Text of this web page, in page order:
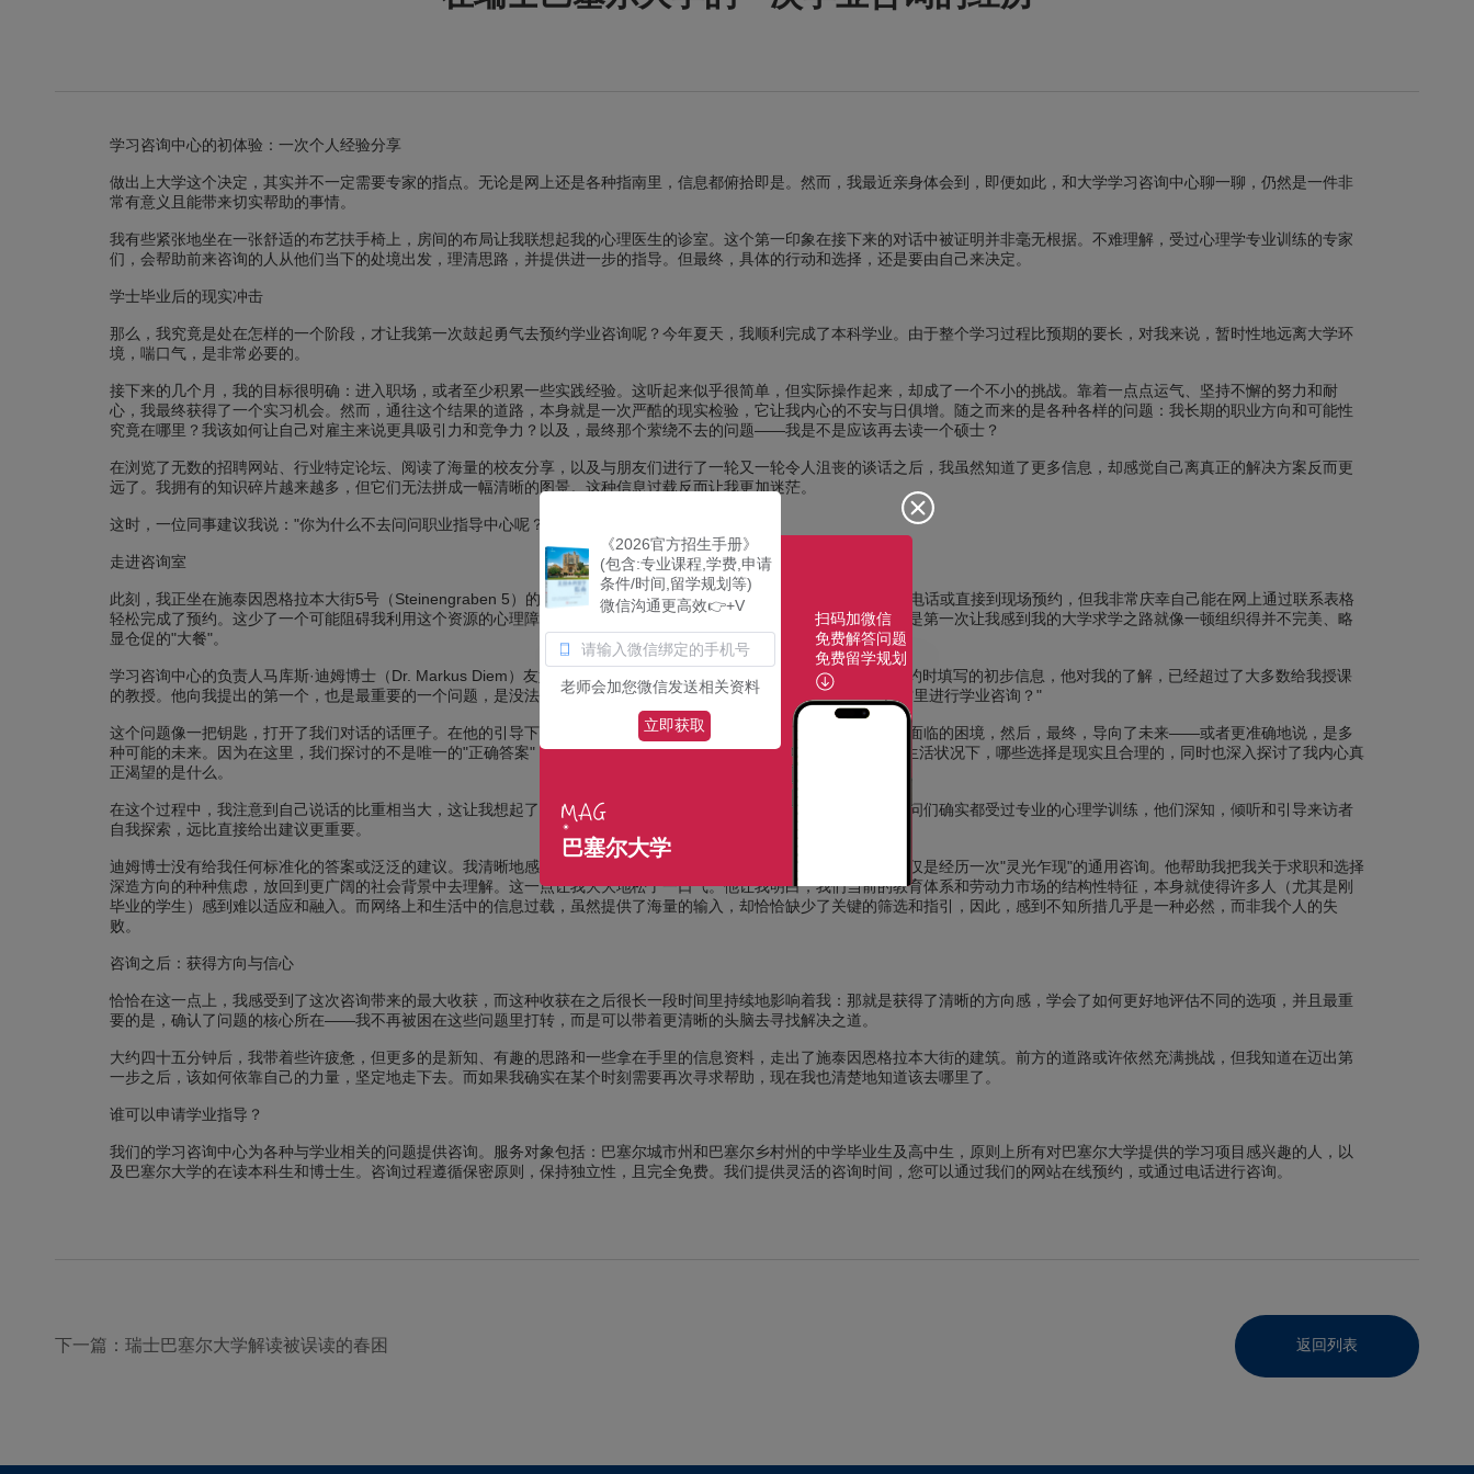
学习咨询中心的初体验：一次个人经验分享
做出上大学这个决定，其实并不一定需要专家的指点。无论是网上还是各种指南里，信息都俯拾即是。然而，我最近亲身体会到，即便如此，和大学学习咨询中心聊一聊，仍然是一件非
常有意义且能带来切实帮助的事情。
我有些紧张地坐在一张舒适的布艺扶手椅上，房间的布局让我联想起我的心理医生的诊室。这个第一印象在接下来的对话中被证明并非毫无根据。不难理解，受过心理学专业训练的专家
们，会帮助前来咨询的人从他们当下的处境出发，理清思路，并提供进一步的指导。但最终，具体的行动和选择，还是要由自己来决定。
学士毕业后的现实冲击
那么，我究竟是处在怎样的一个阶段，才让我第一次鼓起勇气去预约学业咨询呢？今年夏天，我顺利完成了本科学业。由于整个学习过程比预期的要长，对我来说，暂时性地远离大学环
境，喘口气，是非常必要的。
接下来的几个月，我的目标很明确：进入职场，或者至少积累一些实践经验。这听起来似乎很简单，但实际操作起来，却成了一个不小的挑战。靠着一点点运气、坚持不懈的努力和耐
心，我最终获得了一个实习机会。然而，通往这个结果的道路，本身就是一次严酷的现实检验，它让我内心的不安与日俱增。随之而来的是各种各样的问题：我长期的职业方向和可能性
究竟在哪里？我该如何让自己对雇主来说更具吸引力和竞争力？以及，最终那个萦绕不去的问题——我是不是应该再去读一个硕士？
在浏览了无数的招聘网站、行业特定论坛、阅读了海量的校友分享，以及与朋友们进行了一轮又一轮令人沮丧的谈话之后，我虽然知道了更多信息，却感觉自己离真正的解决方案反而更
远了。我拥有的知识碎片越来越多，但它们无法拼成一幅清晰的图景。这种信息过载反而让我更加迷茫。
这时，一位同事建议我说："你为什么不去问问职业指导中心呢？反正你也没什么可损失的。"
走进咨询室
此刻，我正坐在施泰因恩格拉本大街5号（Steinengraben 5）的等候区，距离我的预约时间只剩几分钟。虽然可以通过电话或直接到现场预约，但我非常庆幸自己能在网上通过联系表格
轻松完成了预约。这少了一个可能阻碍我利用这个资源的心理障碍——因为我实际上从未去过学业咨询，尽管这已经不是第一次让我感到我的大学求学之路就像一顿组织得并不完美、略
显仓促的"大餐"。
学习咨询中心的负责人马库斯·迪姆博士（Dr. Markus Diem）友好地和我打了招呼，并在我对面坐下。通过我在网上预约时填写的初步信息，他对我的了解，已经超过了大多数给我授课
的教授。他向我提出的第一个，也是最重要的一个问题，是没法用一个简单的句子来回答的："是什么促使您今天来到这里进行学业咨询？"
这个问题像一把钥匙，打开了我们对话的话匣子。在他的引导下，话题自然地流淌开来，从我的过去经历，过渡到现在面临的困境，然后，最终，导向了未来——或者更准确地说，是多
种可能的未来。因为在这里，我们探讨的不是唯一的"正确答案"，而是开放的可能性。我们一起仔细衡量，在我的个人生活状况下，哪些选择是现实且合理的，同时也深入探讨了我内心真
正渴望的是什么。
在这个过程中，我注意到自己说话的比重相当大，这让我想起了在接受心理治疗时的体验。这并非偶然，因为这里的顾问们确实都受过专业的心理学训练，他们深知，倾听和引导来访者
自我探索，远比直接给出建议更重要。
迪姆博士没有给我任何标准化的答案或泛泛的建议。我清晰地感觉到，我们是在真正地探讨属于我自己的道路，而不仅仅是经历一次"灵光乍现"的通用咨询。他帮助我把我关于求职和选择
深造方向的种种焦虑，放回到更广阔的社会背景中去理解。这一点让我大大地松了一口气。他让我明白，我们当前的教育体系和劳动力市场的结构性特征，本身就使得许多人（尤其是刚
毕业的学生）感到难以适应和融入。而网络上和生活中的信息过载，虽然提供了海量的输入，却恰恰缺少了关键的筛选和指引，因此，感到不知所措几乎是一种必然，而非我个人的失
败。
咨询之后：获得方向与信心
恰恰在这一点上，我感受到了这次咨询带来的最大收获，而这种收获在之后很长一段时间里持续地影响着我：那就是获得了清晰的方向感，学会了如何更好地评估不同的选项，并且最重
要的是，确认了问题的核心所在——我不再被困在这些问题里打转，而是可以带着更清晰的头脑去寻找解决之道。
大约四十五分钟后，我带着些许疲惫，但更多的是新知、有趣的思路和一些拿在手里的信息资料，走出了施泰因恩格拉本大街的建筑。前方的道路或许依然充满挑战，但我知道在迈出第
一步之后，该如何依靠自己的力量，坚定地走下去。而如果我确实在某个时刻需要再次寻求帮助，现在我也清楚地知道该去哪里了。
谁可以申请学业指导？
我们的学习咨询中心为各种与学业相关的问题提供咨询。服务对象包括：巴塞尔城市州和巴塞尔乡村州的中学毕业生及高中生，原则上所有对巴塞尔大学提供的学习项目感兴趣的人，以
及巴塞尔大学的在读本科生和博士生。咨询过程遵循保密原则，保持独立性，且完全免费。我们提供灵活的咨询时间，您可以通过我们的网站在线预约，或通过电话进行咨询。
下一篇：瑞士巴塞尔大学解读被误读的春困 返回列表
《2026官方招生手册》
(包含:专业课程,学费,申请
条件/时间,留学规划等)
微信沟通更高效👉+V
老师会加您微信发送相关资料
立即获取
巴塞尔大学
扫码加微信
免费解答问题
免费留学规划